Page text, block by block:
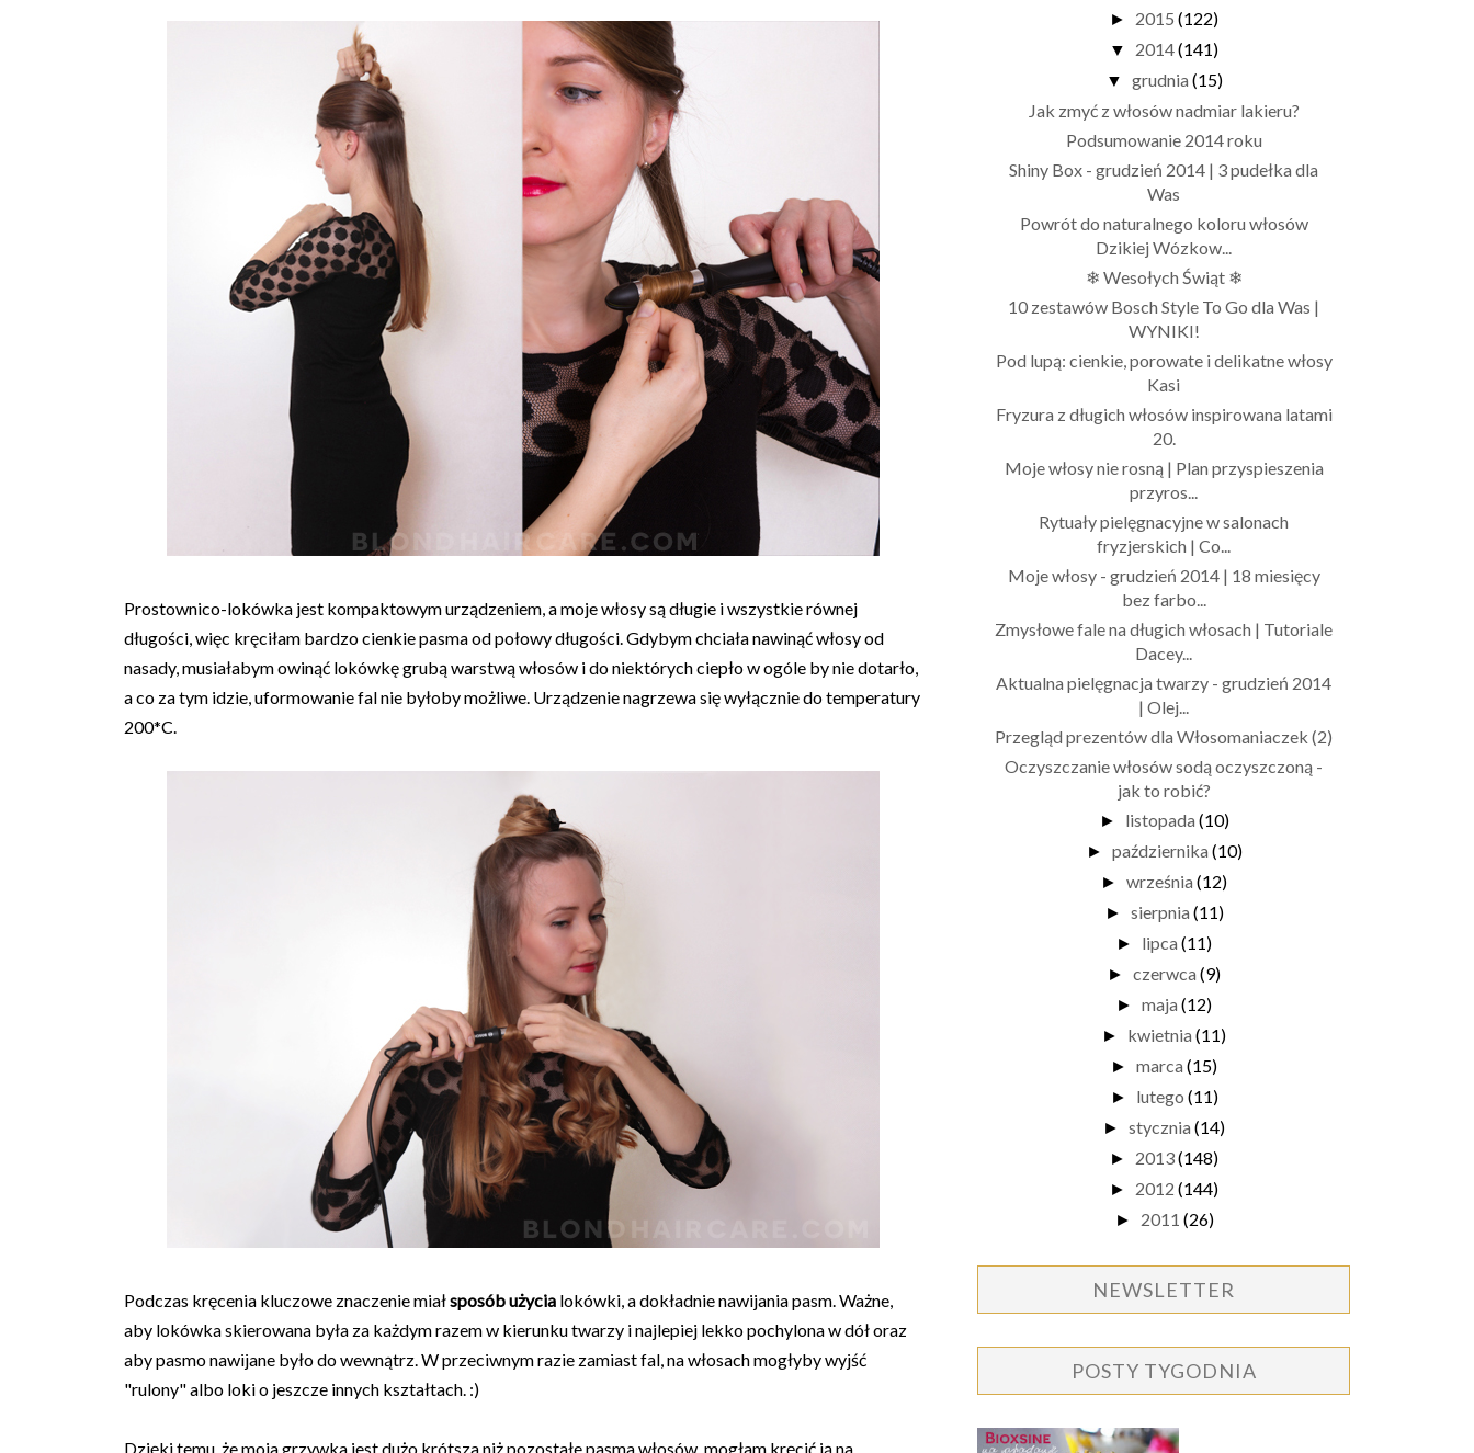
Prostownico-lokówka jest kompaktowym urządzeniem, a moje włosy są długie i wszystkie równej
długości, więc kręciłam bardzo cienkie pasma od połowy długości. Gdybym chciała nawinąć włosy od
nasady, musiałabym owinąć lokówkę grubą warstwą włosów i do niektórych ciepło w ogóle by nie dotarło,
a co za tym idzie, uformowanie fal nie byłoby możliwe. Urządzenie nagrzewa się wyłącznie do temperatury
200*C.
Podczas kręcenia kluczowe znaczenie miałsposób użycia lokówki, a dokładnie nawijania pasm. Ważne,
aby lokówka skierowana była za każdym razem w kierunku twarzy i najlepiej lekko pochylona w dół oraz
aby pasmo nawijane było do wewnątrz. W przeciwnym razie zamiast fal, na włosach mogłyby wyjść
"rulony" albo loki o jeszcze innych kształtach. :)
Dzięki temu, że moja grzywka jest dużo krótsza niż pozostałe pasma włosów, mogłam kręcić ją na
► 2015 (122)
▼ 2014(141)
▼ grudnia (15)
Jak zmyć z włosów nadmiar lakieru?
Podsumowanie 2014 roku
Shiny Box - grudzień 2014 | 3 pudełka dla
Was
Powrót do naturalnego koloru włosów
Dzikiej Wózkow...
❄ Wesołych Świąt ❄
10 zestawów Bosch Style To Go dla Was |
WYNIKI!
Pod lupą: cienkie, porowate i delikatne włosy
Kasi
Fryzura z długich włosów inspirowana latami
20.
Moje włosy nie rosną | Plan przyspieszenia
przyros...
Rytuały pielęgnacyjne w salonach
fryzjerskich | Co...
Moje włosy - grudzień 2014 | 18 miesięcy
bez farbo...
Zmysłowe fale na długich włosach | Tutoriale
Dacey...
Aktualna pielęgnacja twarzy - grudzień 2014
| Olej...
Przegląd prezentów dla Włosomaniaczek (2)
Oczyszczanie włosów sodą oczyszczoną -
jak to robić?
► listopada (10)
► października (10)
► września (12)
► sierpnia (11)
► lipca (11)
► czerwca (9)
► maja (12)
► kwietnia (11)
► marca (15)
► lutego (11)
► stycznia (14)
► 2013(148)
► 2012 (144)
► 2011 (26)
NEWSLETTER
POSTY TYGODNIA